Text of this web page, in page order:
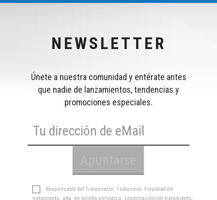
NEWSLETTER
Únete a nuestra comunidad y entérate antes
que nadie de lanzamientos, tendencias y
promociones especiales.
Responsable del Tratamiento: Fuikaomar. Finalidad del
tratamiento: alta en boletín periódico. Legitimación del tratamiento: